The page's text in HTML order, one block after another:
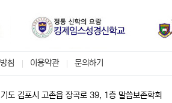
침 이용약관 문의하기
도 김포시 고촌읍 장곡로 39, 1층 말씀보존학회